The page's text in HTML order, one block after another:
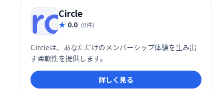
Circle
0.0 (0件)
Circleは、あなただけのメンバーシップ体験を生み出
す柔軟性を提供します。
詳しく見る